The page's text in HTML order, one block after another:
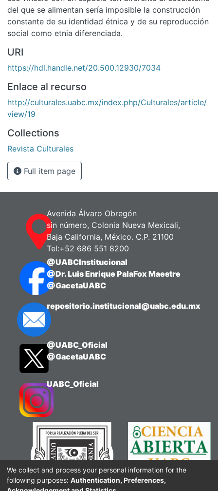
del que se alimentan sería imposible la construcción
constante de su identidad étnica y de su reproducción
social como etnia diferenciada.
URI
https://hdl.handle.net/20.500.12930/7034
Enlace al recurso
http://culturales.uabc.mx/index.php/Culturales/article/
view/19
Collections
Revista Culturales
Full item page
Avenida Álvaro Obregón
sin número, Colonia Nueva Mexicali,
Baja California, México. C.P. 21100
Tel:+52 686 551 8200
@UABCInstitucional
@Dr. Luis Enrique PalaFox Maestre
@GacetaUABC
repositorio.institucional@uabc.edu.mx
@UABC_Oficial
@GacetaUABC
UABC_Oficial
We collect and process your personal information for the
following purposes: Authentication, Preferences,